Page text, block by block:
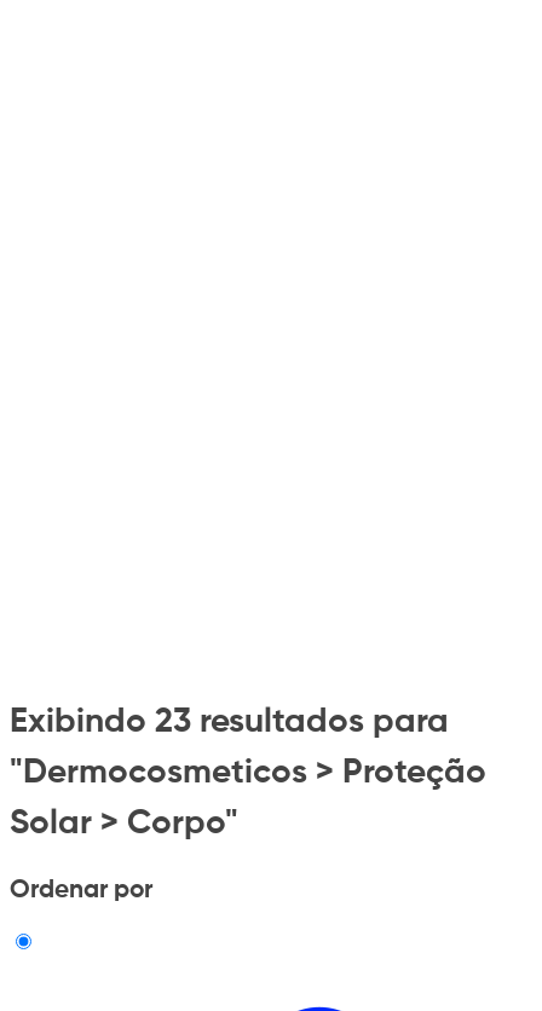
Exibindo 23 resultados para
"Dermocosmeticos > Proteção
Solar > Corpo"
Ordenar por